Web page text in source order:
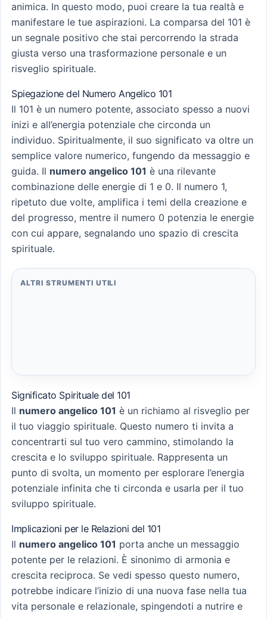
animica. In questo modo, puoi creare la tua realtà e
manifestare le tue aspirazioni. La comparsa del 101 è
un segnale positivo che stai percorrendo la strada
giusta verso una trasformazione personale e un
risveglio spirituale.
Spiegazione del Numero Angelico 101
Il 101 è un numero potente, associato spesso a nuovi
inizi e all’energia potenziale che circonda un
individuo. Spiritualmente, il suo significato va oltre un
semplice valore numerico, fungendo da messaggio e
guida. Il numero angelico 101 è una rilevante
combinazione delle energie di 1 e 0. Il numero 1,
ripetuto due volte, amplifica i temi della creazione e
del progresso, mentre il numero 0 potenzia le energie
con cui appare, segnalando uno spazio di crescita
spirituale.
ALTRI STRUMENTI UTILI
Significato Spirituale del 101
Il numero angelico 101 è un richiamo al risveglio per
il tuo viaggio spirituale. Questo numero ti invita a
concentrarti sul tuo vero cammino, stimolando la
crescita e lo sviluppo spirituale. Rappresenta un
punto di svolta, un momento per esplorare l’energia
potenziale infinita che ti circonda e usarla per il tuo
sviluppo spirituale.
Implicazioni per le Relazioni del 101
Il numero angelico 101 porta anche un messaggio
potente per le relazioni. È sinonimo di armonia e
crescita reciproca. Se vedi spesso questo numero,
potrebbe indicare l’inizio di una nuova fase nella tua
vita personale e relazionale, spingendoti a nutrire e